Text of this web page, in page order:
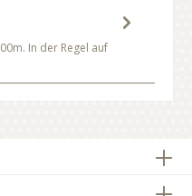
In der Regel auf